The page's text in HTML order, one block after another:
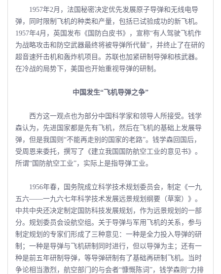
1957年2月，法国秘密决定优先发展原子导弹和无线电导
弹，同时限制飞机的种类和产量，包括已试验成功的新飞机。
1957年4月，英国发布《国防白皮书》，宣称“有人驾驶飞机作
为战略攻击和防空武器最终将被导弹所代替”，并终止了在研的
超音速歼击机和轰炸机项目。苏联也加紧研制导弹和核武器。
在冷战的局势下，美国也开始重视导弹的研制。
中国发生“飞机导弹之争”
西方这一观点也为部分中国科学家和领导人所接受。钱学
森认为，先进国家都是先有飞机，然后在飞机的基础上发展导
弹，但是我国则“不能再走别的国家的老路”。钱学森回国后，
受周恩来委托，撰写了《建立我国国防航空工业的意见书》。
所谓“国防航空工业”，实际上是指导弹工业。
1956年春，国务院成立科学技术规划委员会，制定《一九
五六——一九六七年科学技术发展远景规划纲要（草案）》。
中共中央还决定制定国防科技发展规划，作为远景规划的一部
分。规划委员会设航空组。关于导弹与军用飞机的关系，参与
制定规划的专家们形成了三种意见：一种是全力投入导弹的研
制；一种是导弹与飞机研制同时进行，但以导弹为主；还有一
种是前五年研制导弹，等导弹研制有了基础再研制飞机。当时
争论相当激烈，航空部门的与会者“慷慨陈词”，钱学森则“力排